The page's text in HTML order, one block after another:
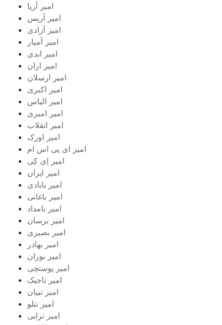
امیر آریا
امیر آریس
امیر آزادی
امیر آمیار
امیر ابدی
امیر اران
امیر ارسلان
امیر اکبری
امیر الیاس
امیر امیری
امیر انقلاب
امیر اورک
امیر ای پی اس ام
امیر اِی کِی
امیر ایران
امیر بابادی
امیر باغانی
امیر بامداد
امیر برسان
امیر بصیری
امیر بهادر
امیر بوران
امیر پوستچی
امیر تاجیک
امیر تبیان
امیر تتلو
امیر ترابی